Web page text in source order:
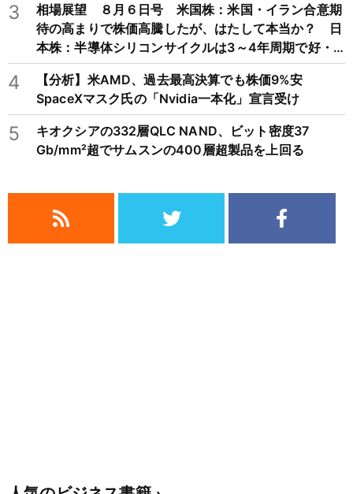
3
相場展望 ８月６日号 米国株：米国・イラン合意期
待の高まりで株価高騰したが、はたして本当か？ 日
本株：半導体シリコンサイクルは3～4年周期で好・
不況を繰り返すため注意
4
【分析】米AMD、過去最高決算でも株価9%安
SpaceXマスク氏の「Nvidia一本化」宣言受け
5
キオクシアの332層QLC NAND、ビット密度37
Gb/mm²超でサムスンの400層超製品を上回る